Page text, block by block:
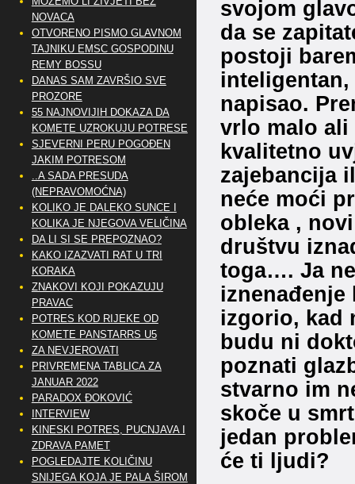
svojom
da se
postoji
napisao.
vrlo malo ali
kvalitetno
zajebancija
neće moći
obleka ,
društvu
toga…. Ja
izgorio, kad
budu ni
poznati
stvarno im
skoče u
jedan
će ti ljudi?
NOVACA
OTVORENO PISMO GLAVNOM
TAJNIKU EMSC GOSPODINU
REMY BOSSU
DANAS SAM ZAVRŠIO SVE
PROZORE
55 NAJNOVIJIH DOKAZA DA
KOMETE UZROKUJU POTRESE
SJEVERNI PERU POGOĐEN
JAKIM POTRESOM
..A SADA PRESUDA
(NEPRAVOMOĆNA)
KOLIKO JE DALEKO SUNCE I
KOLIKA JE NJEGOVA VELIČINA
DA LI SI SE PREPOZNAO?
KAKO IZAZVATI RAT U TRI
KORAKA
ZNAKOVI KOJI POKAZUJU
PRAVAC
POTRES KOD RIJEKE OD
KOMETE PANSTARRS U5
ZA NEVJEROVATI
PRIVREMENA TABLICA ZA
JANUAR 2022
PARADOX ĐOKOVIĆ
INTERVIEW
KINESKI POTRES, PUCNJAVA I
ZDRAVA PAMET
POGLEDAJTE KOLIČINU
SNIJEGA KOJA JE PALA ŠIROM